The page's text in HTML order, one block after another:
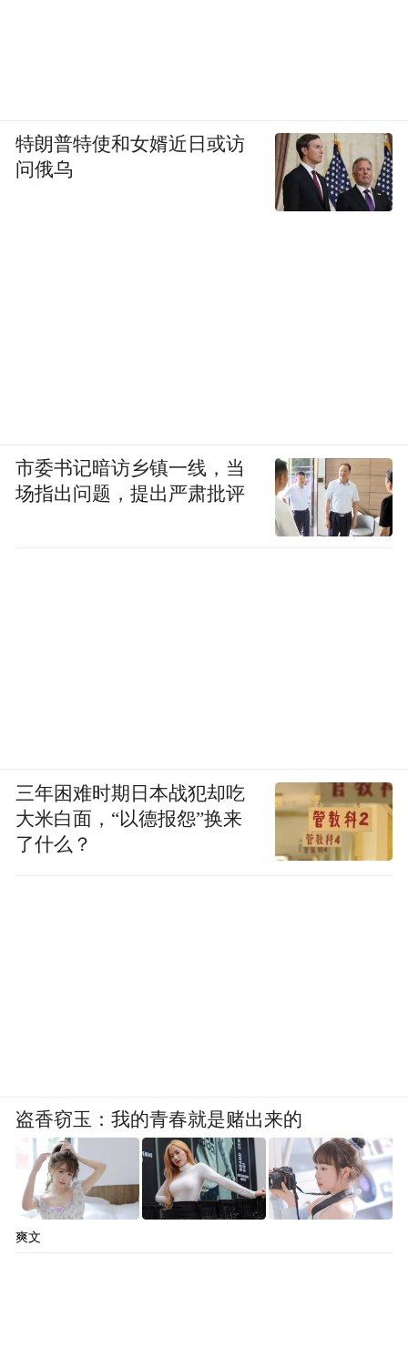
特朗普特使和女婿近日或访
问俄乌
市委书记暗访乡镇一线，当
场指出问题，提出严肃批评
三年困难时期日本战犯却吃
大米白面，“以德报怨”换来
了什么？
盗香窃玉：我的青春就是赌出来的
爽文